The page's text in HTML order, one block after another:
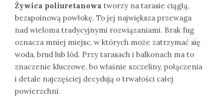
Żywica poliuretanowa tworzy na tarasie ciągłą,
bezspoinową powłokę. To jej największa przewaga
nad wieloma tradycyjnymi rozwiązaniami. Brak fug
oznacza mniej miejsc, w których może zatrzymać się
woda, brud lub lód. Przy tarasach i balkonach ma to
znaczenie kluczowe, bo właśnie szczeliny, połączenia
i detale najczęściej decydują o trwałości całej
powierzchni.